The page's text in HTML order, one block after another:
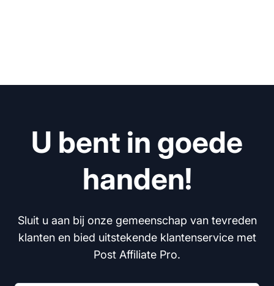
U bent in goede
handen!
Sluit u aan bij onze gemeenschap van tevreden
klanten en bied uitstekende klantenservice met
Post Affiliate Pro.